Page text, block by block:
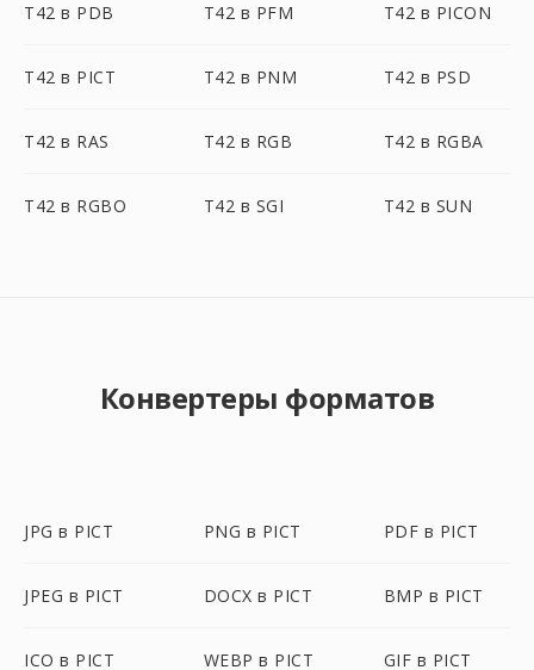
T42 в PDB T42 в PFM T42 в PICON
T42 в PICT T42 в PNM T42 в PSD
T42 в RAS T42 в RGB T42 в RGBA
T42 в RGBO T42 в SGI T42 в SUN
Конвертеры форматов
JPG в PICT PNG в PICT PDF в PICT
JPEG в PICT DOCX в PICT BMP в PICT
ICO в PICT WEBP в PICT GIF в PICT